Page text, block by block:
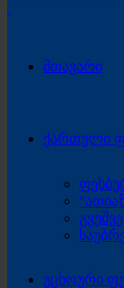
მთავარი
ქართული
უცხოური